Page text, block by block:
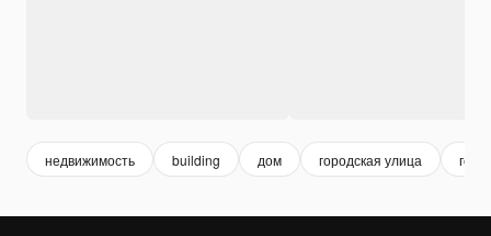
недвижимость building дом городская улица